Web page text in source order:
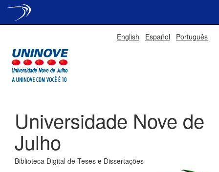
English Español Português
Universidade Nove de
Julho
Biblioteca Digital de Teses e Dissertações